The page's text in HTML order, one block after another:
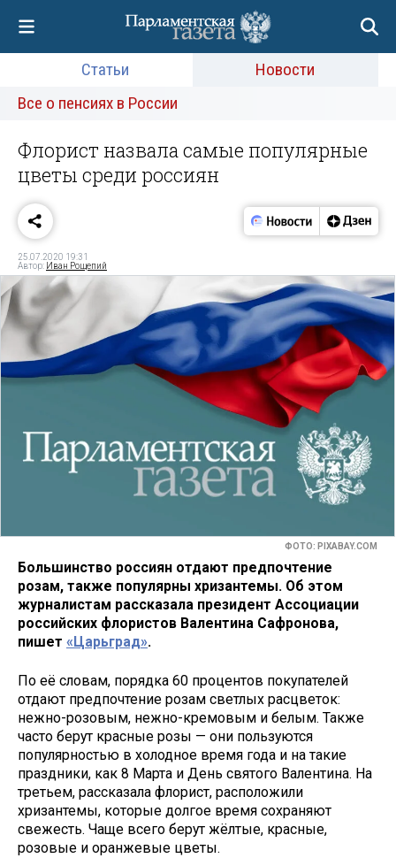
Статьи
Новости
Все о пенсиях в России
Флорист назвала самые популярные
цветы среди россиян
25.07.2020 19:31
Автор: Иван Рощепий
ФОТО: PIXABAY.COM
Большинство россиян отдают предпочтение
розам, также популярны хризантемы. Об этом
журналистам рассказала президент Ассоциации
российских флористов Валентина Сафронова,
пишет «Царьград».
По её словам, порядка 60 процентов покупателей
отдают предпочтение розам светлых расцветок:
нежно-розовым, нежно-кремовым и белым. Также
часто берут красные розы — они пользуются
популярностью в холодное время года и на такие
праздники, как 8 Марта и День святого Валентина. На
третьем, рассказала флорист, расположили
хризантемы, которые долгое время сохраняют
свежесть. Чаще всего берут жёлтые, красные,
розовые и оранжевые цветы.